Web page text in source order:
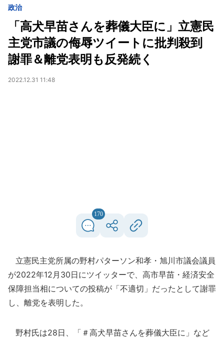
政治
「高犬早苗さんを葬儀大臣に」立憲民
主党市議の侮辱ツイートに批判殺到
謝罪＆離党表明も反発続く
2022.12.31 11:48
170
立憲民主党所属の野村パターソン和孝・旭川市議会議員
が2022年12月30日にツイッターで、高市早苗・経済安全
保障担当相についての投稿が「不適切」だったとして謝罪
し、離党を表明した。
野村氏は28日、「＃高犬早苗さんを葬儀大臣に」など